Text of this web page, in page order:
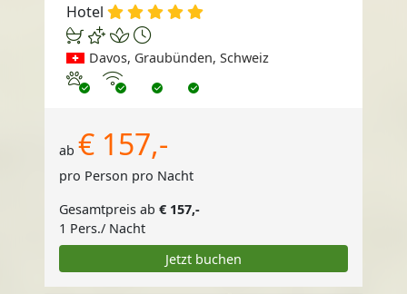
Hotel
Davos, Graubünden, Schweiz
Haustiere erlaubt
Internet
ab € 157,-
pro Person pro Nacht
Gesamtpreis ab € 157,-
1 Pers./ Nacht
Jetzt buchen